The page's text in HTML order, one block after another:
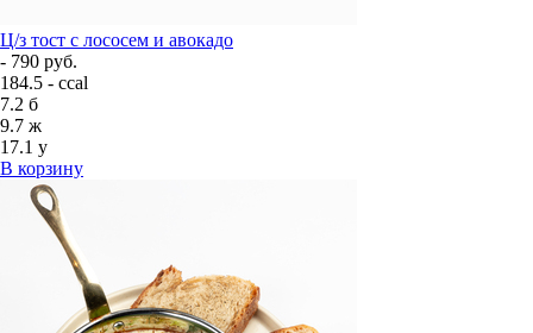
Ц/з тост с лососем и авокадо
- 790 руб.
184.5 - ccal
7.2 б
9.7 ж
17.1 у
В корзину